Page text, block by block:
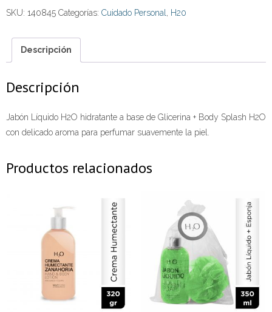
Ph
ml.
Body
Rose
cantidad
SKU: 140845 Categorías: Cuidado Personal H20
Descripción
Descripción
Jabón Líquido H2O hidratante a base de Glicerina + Body Splash H2O
con delicado aroma para perfumar suavemente la piel.
Productos relacionados